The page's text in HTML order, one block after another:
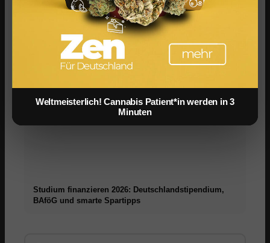
Social Media Werbeanzeigen: Mehr Verkäufe durch
gezieltes Online Marketing
Studium finanzieren 2026: Deutschlandstipendium,
BAföG und smarte Spartipps
Weltmeisterlich! Cannabis Patient*in werden in 3
Minuten